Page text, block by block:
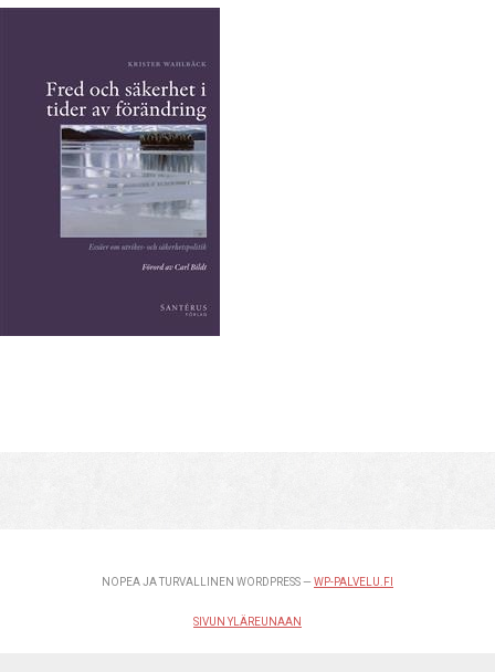
NOPEA JA TURVALLINEN WORDPRESS — WP-PALVELU.FI
SIVUN YLÄREUNAAN